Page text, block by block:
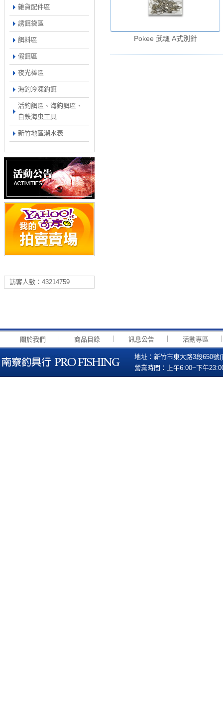
雜貨配件區
誘餌袋區
餌料區
假餌區
夜光棒區
海釣冷凍釣餌
活釣餌區、海釣餌區、
白鉄海虫工具
新竹地區潮水表
訪客人數：43214759
Pokee 武魂 A式別針
關於我們 商品目錄 訊息公告 活動專區
地址：新竹市東大路3段650
營業時間：上午6:00~下午